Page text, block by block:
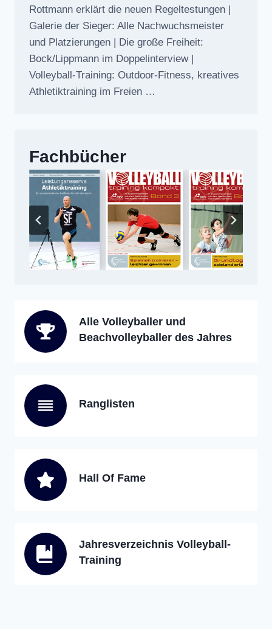
Rottmann erklärt die neuen Regeltestungen |
Galerie der Sieger: Alle Nachwuchsmeister
und Platzierungen | Die große Freiheit:
Bock/Lippmann im Doppelinterview |
Volleyball-Training: Outdoor-Fitness, kreatives
Athletiktraining im Freien …
Fachbücher
Alle Volleyballer und
Beachvolleyballer des Jahres
Ranglisten
Hall Of Fame
Jahresverzeichnis Volleyball-
Training